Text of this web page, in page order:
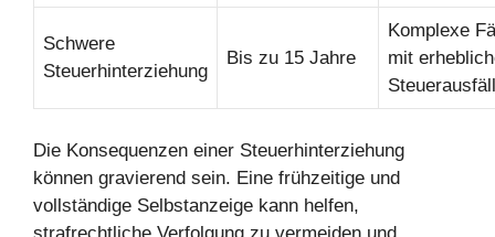
Schwere
Steuerhinterziehung
Bis zu 15 Jahre
Komplexe
mit
Die Konsequenzen einer Steuerhinterziehung
können gravierend sein. Eine frühzeitige und
vollständige Selbstanzeige kann helfen,